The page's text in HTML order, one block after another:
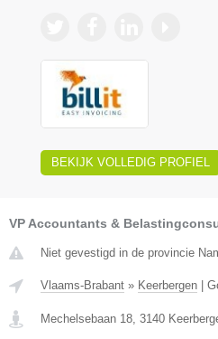
BEKIJK VOLLEDIG PROFIEL
VP Accountants &
Niet gevestigd in de provincie
Vlaams-Brabant » Keerbergen
Mechelsebaan 18, 3140